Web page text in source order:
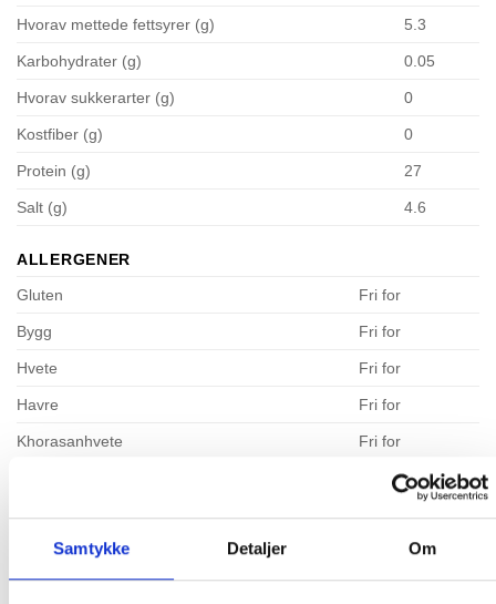
Samtykke Detaljer Om
Hvorav mettede fettsyrer (g) 5.3
Karbohydrater (g) 0.05
Hvorav sukkerarter (g) 0
Kostfiber (g) 0
Protein (g) 27
Salt (g) 4.6
ALLERGENER
Gluten
Fri for
Bygg Fri for
Hvete Fri for
Havre Fri for
Khorasanhvete Fri for
Fri for
Spelthvete Fri for
Skalldyr